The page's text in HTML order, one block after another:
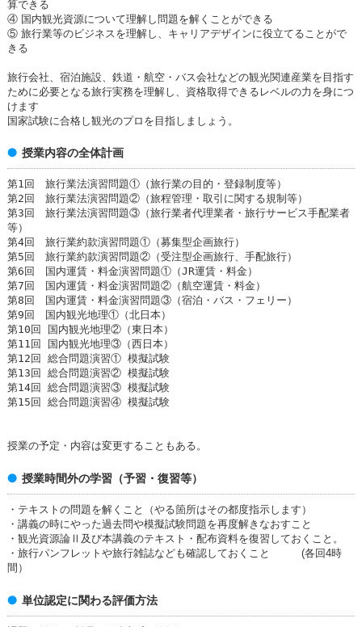
算できる
④ 国内観光資源について理解し問題を解くことができる
⑤ 旅行業等のビジネスを理解し、キャリアデザインに役立てることがで
きる
旅行会社、宿泊施設、鉄道・航空・バス会社などの観光関連産業を目指す
ために必要となる旅行実務を理解し、資格取得できるレベルの力を身につ
けます
国家試験に合格し観光のプロを目指しましょう。
授業内容の全体計画
第1回 旅行業法演習問題①（旅行業の目的・登録制度等）
第2回 旅行業法演習問題②（旅程管理・取引に関する規制等）
第3回 旅行業法演習問題③（旅行業者代理業者・旅行サービス手配業者
等）
第4回 旅行業約款演習問題①（募集型企画旅行）
第5回 旅行業約款演習問題②（受注型企画旅行、手配旅行）
第6回 国内運賃・料金演習問題①（JR運賃・料金）
第7回 国内運賃・料金演習問題②（航空運賃・料金）
第8回 国内運賃・料金演習問題③（宿泊・バス・フェリー）
第9回 国内観光地理①（北日本）
第10回 国内観光地理②（東日本）
第11回 国内観光地理③（西日本）
第12回 総合問題演習① 模擬試験
第13回 総合問題演習② 模擬試験
第14回 総合問題演習③ 模擬試験
第15回 総合問題演習④ 模擬試験
授業の予定・内容は変更することもある。
授業時間外の学習（予習・復習等）
・テキストの問題を解くこと（やる箇所はその都度指示します）
・講義の時にやった過去問や模擬試験問題を再度解きなおすこと
・観光資源論Ⅱ及び本講義のテキスト・配布資料を復習しておくこと。
・旅行パンフレットや旅行雑誌なども確認しておくこと (各回4時
間）
単位認定に関わる評価方法